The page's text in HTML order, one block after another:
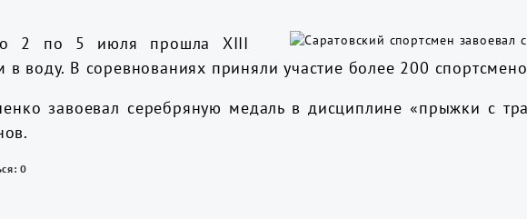
2 по 5 июля прошла XIII
воду. В соревнованиях приняли участие более 200
завоевал серебряную медаль в дисциплине «прыжки с
0